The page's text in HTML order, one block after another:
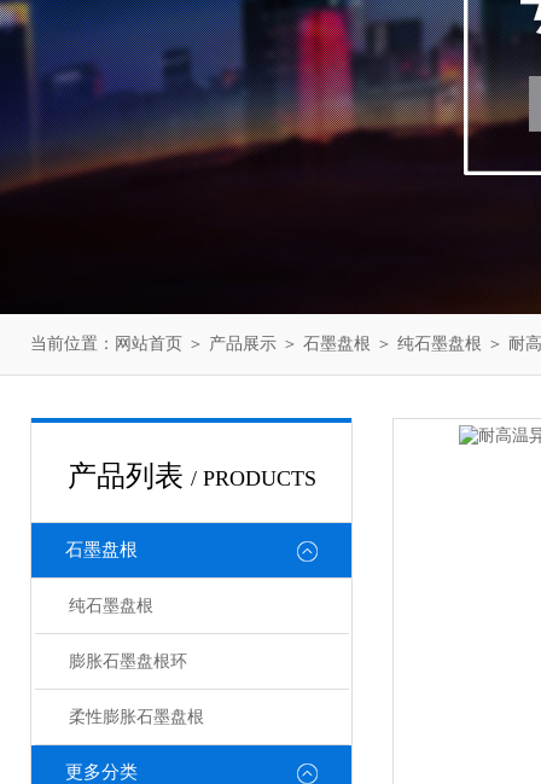
当前位置： 网站首页 ＞ 产品展示 ＞ 石墨盘根 ＞ 纯石墨盘根 ＞ 耐
产品列表 / PRODUCTS
石墨盘根
纯石墨盘根
膨胀石墨盘根环
柔性膨胀石墨盘根
更多分类